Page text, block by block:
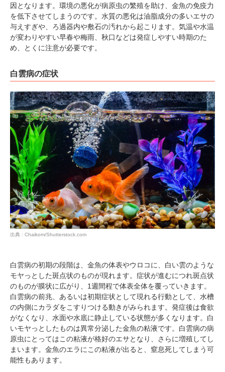
因となります。環境の悪化が病原虫の繁殖を助け、金魚の免疫力
を低下させてしまうのです。水質の悪化は油脂成分の多いエサの
与えすぎや、ろ過器内や敷石の汚れから起こります。気温や水温
が変わりやすい早春や梅雨、秋口などは発症しやすい時期のた
め、とくに注意が必要です。
白雲病の症状
出典 : Chaikom/Shutterstock.com
白雲病の初期の段階は、金魚の体表やウロコに、白い雲のような
モヤっとした斑点状のものが現れます。症状が進むにつれ斑点状
のものが膜状に広がり、1週間程で体表全体を覆っていきます。
白雲病の前兆、あるいは初期症状として現れる行動として、水槽
の内側にカラダをこすりつける動きがみられます。発症後は食欲
がなくなり、水面や水底に静止している状態が多くなります。白
いモヤっとしたものは異常分泌した金魚の粘液です。白雲病の病
原虫にとってはこの粘液が格好のエサとなり、さらに増殖してし
まいます。金魚のエラにこの粘液が出ると、窒息死してしまう可
能性もあります。